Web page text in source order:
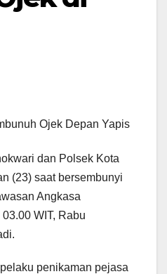
dan Polsek Kota
(23) saat bersembunyi
Angkasa
WIT, Rabu
penikaman pejasa